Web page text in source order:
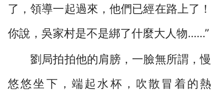
了，領導一起過來，他們已經在路上了！
你說，吳家村是不是綁了什麼大人物......”
劉局拍拍他的肩膀，一臉無所謂，慢
悠悠坐下，端起水杯，吹散冒着的熱